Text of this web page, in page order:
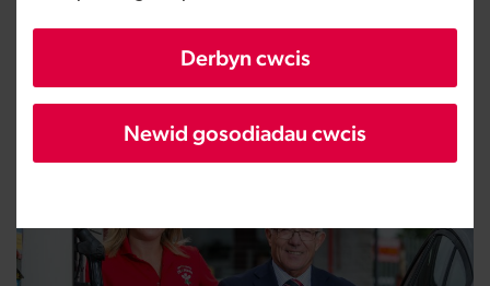
Derbyn cwcis
Newid gosodiadau cwcis
Rhanbarth Gorllewin Cymru
Tyfu busnes
Maint BBaCh
Dros £100,000